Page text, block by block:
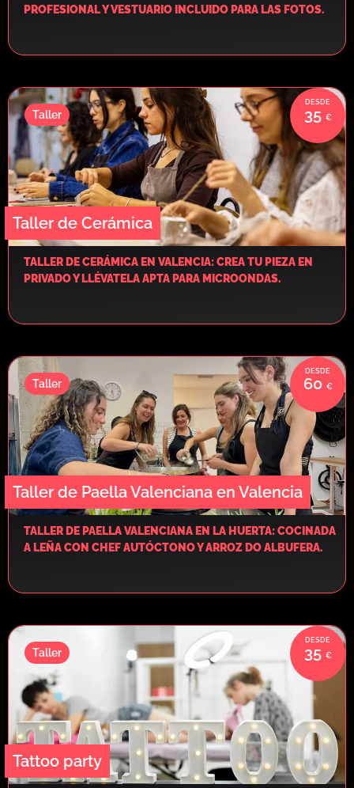
PROFESIONAL Y VESTUARIO INCLUIDO PARA LAS FOTOS.
Taller de Cerámica
35
Taller
TALLER DE CERÁMICA EN VALENCIA: CREA TU PIEZA EN
PRIVADO Y LLÉVATELA APTA PARA MICROONDAS.
Taller de Paella Valenciana en Valencia
60
Taller
TALLER DE PAELLA VALENCIANA EN LA HUERTA: COCINADA
A LEÑA CON CHEF AUTÓCTONO Y ARROZ DO ALBUFERA.
Tattoo party
35
Taller